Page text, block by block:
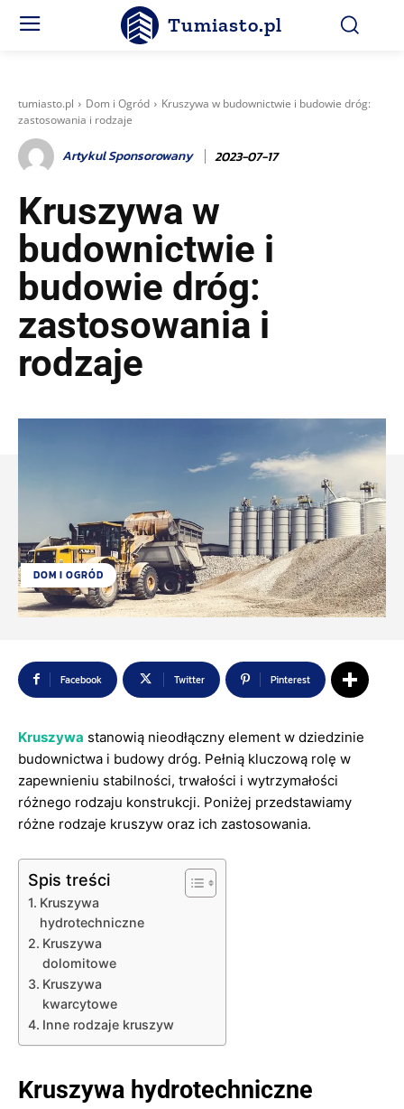
Tumiasto.pl
tumiasto.pl Dom i Ogród
Kruszywa w budownictwie i budowie dróg:
zastosowania i rodzaje
Artykul Sponsorowany 2023-07-17
Kruszywa w
budownictwie i
budowie dróg:
zastosowania i
rodzaje
DOM I OGRÓD
Facebook Twitter Pinterest
Kruszywa stanowią nieodłączny element w dziedzinie
budownictwa i budowy dróg. Pełnią kluczową rolę w
zapewnieniu stabilności, trwałości i wytrzymałości
różnego rodzaju konstrukcji. Poniżej przedstawiamy
różne rodzaje kruszyw oraz ich zastosowania.
Spis treści
Kruszywa
hydrotechniczne
Kruszywa
dolomitowe
Kruszywa
kwarcytowe
Inne rodzaje kruszyw
Kruszywa hydrotechniczne